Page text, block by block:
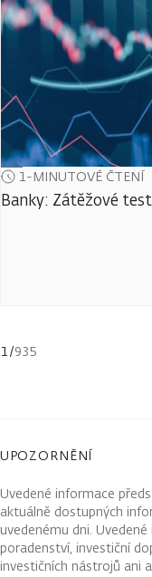
1-MINUTOVÉ ČTENÍ
Banky: Zátěžové
1/935
UPOZORNĚNÍ
Uvedené informace
aktuálně dostupných
uvedenému dni.
poradenství, investiční
investičních nástrojů ani